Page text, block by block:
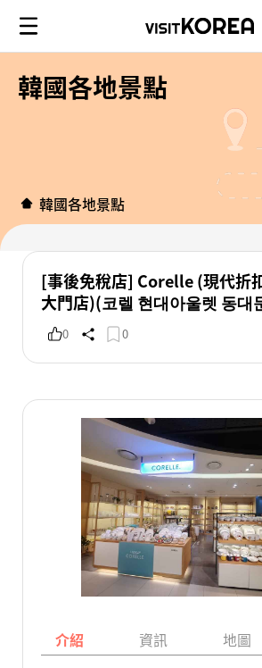
韓國各地景點
韓國各地景點
[事後免稅店] Corelle (現代折
大門店)(코렐 현대아울렛 동대
0 0
介紹 資訊 地圖